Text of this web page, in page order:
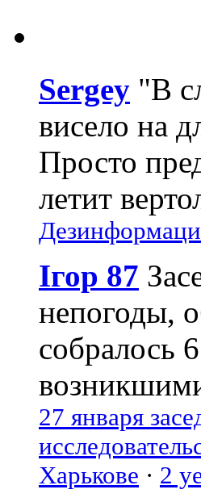
Sergey "В
висело на
Просто
летит
Ігор 87
непогоды,
собралось
27 января
Харькове · 2